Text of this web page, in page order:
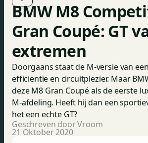
BMW M8
Gran Coupé: GT
extremen
Doorgaans staat de M-versie van
efficiëntie en circuitplezier. Maar
deze M8 Gran Coupé als de eerste
M-afdeling. Heeft hij dan een
het een echte GT?
Geschreven door Vroom
21 Oktober 2020